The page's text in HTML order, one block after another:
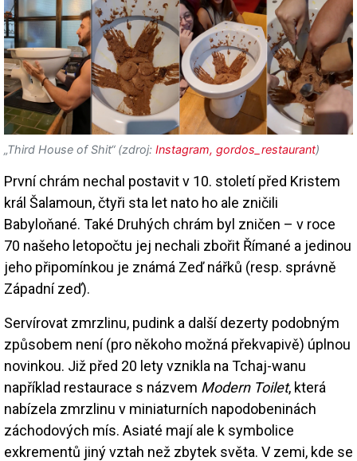
„Third House of Shit“ (zdroj: Instagram, gordos_restaurant)
První chrám nechal postavit v 10. století před Kristem
král Šalamoun, čtyři sta let nato ho ale zničili
Babyloňané. Také Druhých chrám byl zničen – v roce
70 našeho letopočtu jej nechali zbořit Římané a jedinou
jeho připomínkou je známá Zeď nářků (resp. správně
Západní zeď).
Servírovat zmrzlinu, pudink a další dezerty podobným
způsobem není (pro někoho možná překvapivě) úplnou
novinkou. Již před 20 lety vznikla na Tchaj-wanu
například restaurace s názvem Modern Toilet, která
nabízela zmrzlinu v miniaturních napodobeninách
záchodových mís. Asiaté mají ale k symbolice
exkrementů jiný vztah než zbytek světa. V zemi, kde se